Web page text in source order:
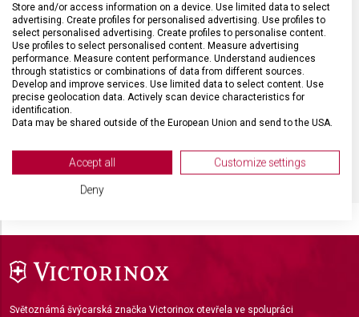
HMOTNOST 281 g
MATERIÁL RUKOJETI Modifikované javorové dřevo
DÉLKA ČEPELE 21 cm
Světoznámá švýcarská značka Victorinox otevřela ve spolupráci
Store and/or access information on a device. Use limited data to select
advertising. Create profiles for personalised advertising. Use profiles to
select personalised advertising. Create profiles to personalise content.
Use profiles to select personalised content. Measure advertising
performance. Measure content performance. Understand audiences
through statistics or combinations of data from different sources.
Develop and improve services. Use limited data to select content. Use
precise geolocation data. Actively scan device characteristics for
identification.
Data may be shared outside of the European Union and send to the USA.
View Partner List (2 IAB Vendors)
We use your data for the following purposes:
Use limited data to select advertising
Accept all Customize settings
Deny